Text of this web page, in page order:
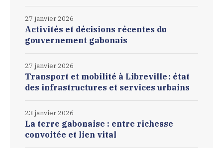
Activités et décisions récentes du
gouvernement gabonais
27 janvier 2026
Transport et mobilité à Libreville : état
des infrastructures et services urbains
27 janvier 2026
La terre gabonaise : entre richesse
convoitée et lien vital
23 janvier 2026